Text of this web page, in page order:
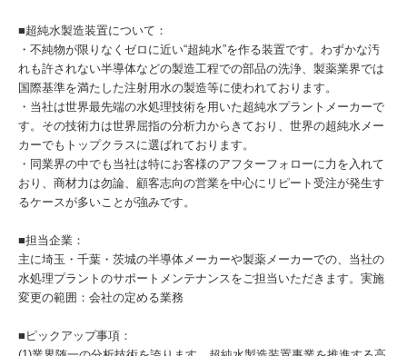
■超純水製造装置について：
・不純物が限りなくゼロに近い“超純水”を作る装置です。わずかな汚
れも許されない半導体などの製造工程での部品の洗浄、製薬業界では
国際基準を満たした注射用水の製造等に使われております。
・当社は世界最先端の水処理技術を用いた超純水プラントメーカーで
す。その技術力は世界屈指の分析力からきており、世界の超純水メー
カーでもトップクラスに選ばれております。
・同業界の中でも当社は特にお客様のアフターフォローに力を入れて
おり、商材力は勿論、顧客志向の営業を中心にリピート受注が発生す
るケースが多いことが強みです。
■担当企業：
主に埼玉・千葉・茨城の半導体メーカーや製薬メーカーでの、当社の
水処理プラントのサポートメンテナンスをご担当いただきます。実施
変更の範囲：会社の定める業務
■ピックアップ事項：